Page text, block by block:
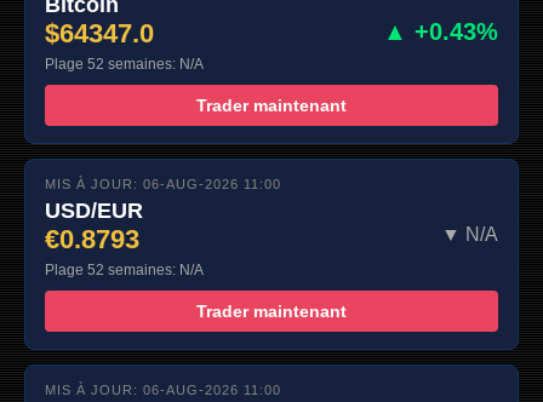
$64347.0 ▲ +0.43%
Plage 52 semaines: N/A
Trader maintenant
MIS À JOUR: 06-AUG-2026 11:00
USD/EUR
€0.8793 ▼ N/A
Plage 52 semaines: N/A
Trader maintenant
MIS À JOUR: 06-AUG-2026 11:00